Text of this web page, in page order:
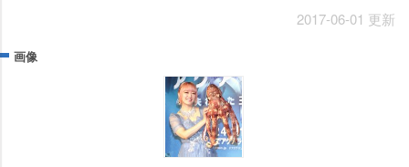
2017-06-01 更新
画像